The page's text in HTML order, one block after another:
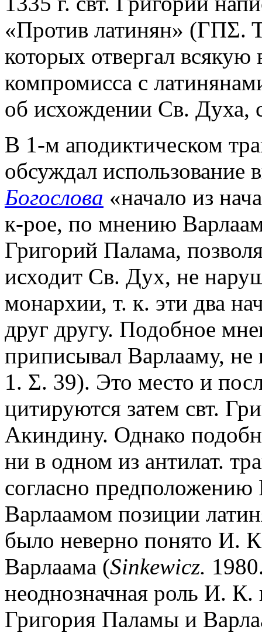
«Против латинян» (ΓΠΣ.
которых отвергал всякую
компромисса с
об исхождении Св. Духа,
В 1-м аподиктическом
обсуждал использование
Богослова «начало из
к-рое, по мнению
Григорий Палама,
исходит Св. Дух, не
монархии, т. к. эти два
друг другу. Подобное
приписывал Варлааму,
1. Σ. 39). Это место и
цитируются затем свт.
Акиндину. Однако
ни в одном из антилат.
согласно
Варлаамом позиции
было неверно понято И.
Варлаама (Sinkewicz.
неоднозначная роль И. К.
Григория Паламы и